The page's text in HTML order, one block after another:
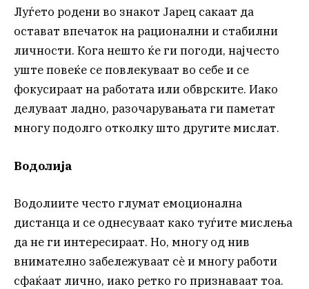
Луѓето родени во знакот Јарец сакаат да
остават впечаток на рационални и стабилни
личности. Кога нешто ќе ги погоди, најчесто
уште повеќе се повлекуваат во себе и се
фокусираат на работата или обврските. Иако
делуваат ладно, разочарувањата ги паметат
многу подолго отколку што другите мислат.
Водолија
Водолиите често глумат емоционална
дистанца и се однесуваат како туѓите мислења
да не ги интересираат. Но, многу од нив
внимателно забележуваат сè и многу работи
сфаќаат лично, иако ретко го признаваат тоа.